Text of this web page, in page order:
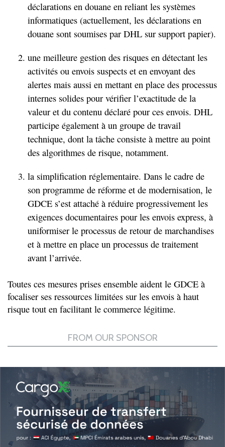
déclarations en douane en reliant les systèmes
informatiques (actuellement, les déclarations en
douane sont soumises par DHL sur support papier).
une meilleure gestion des risques en détectant les
activités ou envois suspects et en envoyant des
alertes mais aussi en mettant en place des processus
internes solides pour vérifier l’exactitude de la
valeur et du contenu déclaré pour ces envois. DHL
participe également à un groupe de travail
technique, dont la tâche consiste à mettre au point
des algorithmes de risque, notamment.
la simplification réglementaire. Dans le cadre de
son programme de réforme et de modernisation, le
GDCE s’est attaché à réduire progressivement les
exigences documentaires pour les envois express, à
uniformiser le processus de retour de marchandises
et à mettre en place un processus de traitement
avant l’arrivée.
Toutes ces mesures prises ensemble aident le GDCE à
focaliser ses ressources limitées sur les envois à haut
risque tout en facilitant le commerce légitime.